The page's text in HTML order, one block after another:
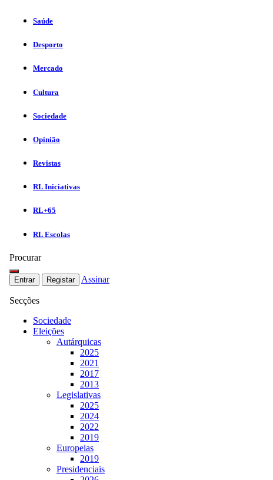
Saúde
Desporto
Mercado
Cultura
Sociedade
Opinião
Revistas
RL Iniciativas
RL+65
RL Escolas
Procurar
Entrar Registar Assinar
Secções
Sociedade
Eleições
Autárquicas
2025
2021
2017
2013
Legislativas
2025
2024
2022
2019
Europeias
2019
Presidenciais